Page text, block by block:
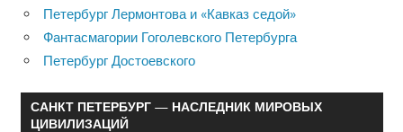
Петербург Лермонтова и «Кавказ седой»
Фантасмагории Гоголевского Петербурга
Петербург Достоевского
САНКТ ПЕТЕРБУРГ — НАСЛЕДНИК МИРОВЫХ
ЦИВИЛИЗАЦИЙ